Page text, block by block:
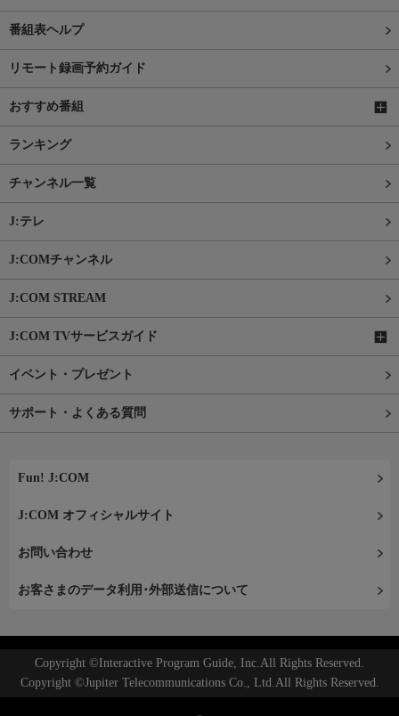
番組表ヘルプ
リモート録画予約ガイド
おすすめ番組
ランキング
チャンネル一覧
J:テレ
J:COMチャンネル
J:COM STREAM
J:COM TVサービスガイド
イベント・プレゼント
サポート・よくある質問
Fun! J:COM
J:COM オフィシャルサイト
お問い合わせ
お客さまのデータ利用･外部送信について
Copyright ©Interactive Program Guide, Inc.All Rights Reserved.
Copyright ©Jupiter Telecommunications Co., Ltd.All Rights Reserved.